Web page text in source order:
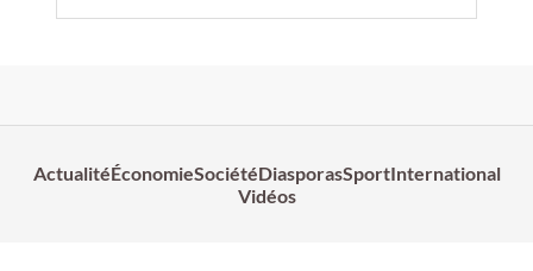
ActualitéÉconomieSociétéDiasporasSportInternational
Vidéos